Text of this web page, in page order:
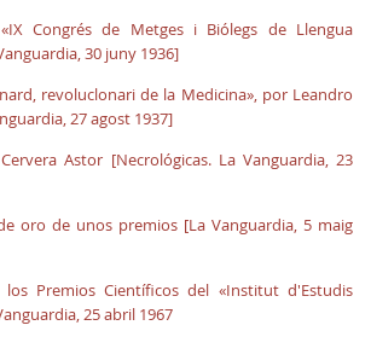
Congrés de Metges i Biólegs de Llengua
30 juny 1936]
revoluclonari de la Medicina», por Leandro
27 agost 1937]
Astor [Necrológicas. La Vanguardia, 23
oro de unos premios [La Vanguardia, 5 maig
los Premios Científicos del «Institut d'Estudis
25 abril 1967